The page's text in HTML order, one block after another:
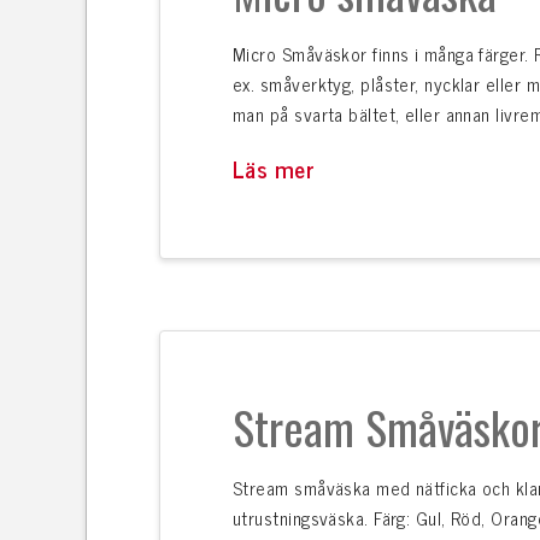
Micro Småväskor finns i många
ex. småverktyg, plåster, nycklar eller
man på svarta bältet, eller annan
Läs mer
Stream
Stream småväska med nätficka och
utrustningsväska. Färg: Gul, Röd,